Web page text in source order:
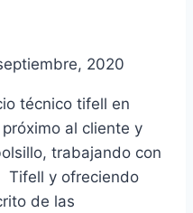
2020
técnico tifell en
al cliente y
trabajando con
Tifell y ofreciendo
de las